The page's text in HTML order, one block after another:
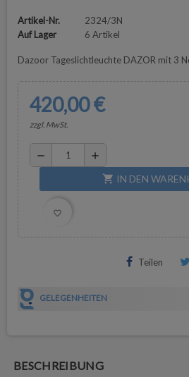
Artikel-Nr.
2324/3N
Auf Lager
6 Artikel
Dazoor Tageslichtleuchte DAZOR mit 3
420,00 €
zzgl. MwSt.
remove add
shopping_cart IN DEN
favorite_border
Teilen
GELEGENHEITEN
BESCHREIBUNG